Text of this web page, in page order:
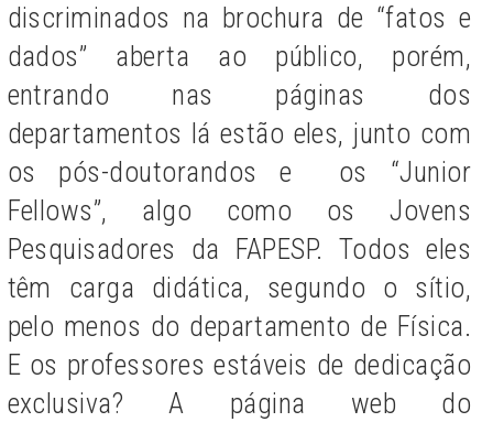
discriminados na brochura de “fatos e
dados” aberta ao público, porém,
entrando nas páginas dos
departamentos lá estão eles, junto com
os pós-doutorandos e os “Junior
Fellows”, algo como os Jovens
Pesquisadores da FAPESP. Todos eles
têm carga didática, segundo o sítio,
pelo menos do departamento de Física.
E os professores estáveis de dedicação
exclusiva? A página web do